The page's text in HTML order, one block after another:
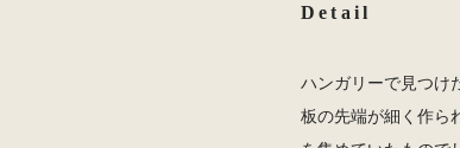
Detail
ハンガリーで見つけ
板の先端が細く作ら